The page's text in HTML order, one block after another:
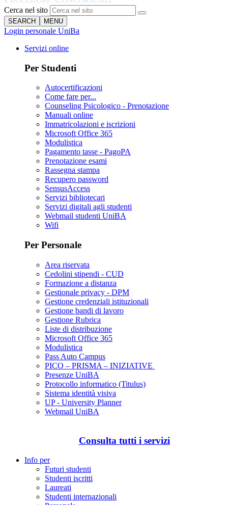
Cerca nel sito
SEARCH MENU
Login personale UniBa
Servizi online
Per Studenti
Autocertificazioni
Come fare per...
Counseling Psicologico - Prenotazione
Manuali online
Immatricolazioni e iscrizioni
Microsoft Office 365
Modulistica
Pagamento tasse - PagoPA
Prenotazione esami
Rassegna stampa
Recupero password
SensusAccess
Servizi bibliotecari
Servizi digitali agli studenti
Webmail studenti UniBA
Wifi
Per Personale
Area riservata
Cedolini stipendi - CUD
Formazione a distanza
Gestionale privacy - DPM
Gestione credenziali istituzionali
Gestione bandi di lavoro
Gestione Rubrica
Liste di distribuzione
Microsoft Office 365
Modulistica
Pass Auto Campus
PICO – PRISMA – INIZIATIVE
Presenze UniBA
Protocollo informatico (Titulus)
Sistema identità visiva
UP - University Planner
Webmail UniBA
Consulta tutti i servizi
Info per
Futuri studenti
Studenti iscritti
Laureati
Studenti internazionali